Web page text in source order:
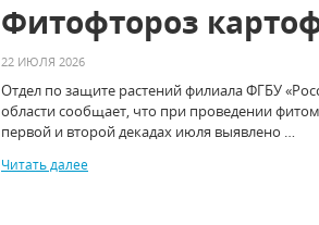
Фитофтороз
22 ИЮЛЯ 2026
Отдел по защите растений филиала ФГБУ
области сообщает, что при проведении
первой и второй декадах июля выявлено …
Читать далее